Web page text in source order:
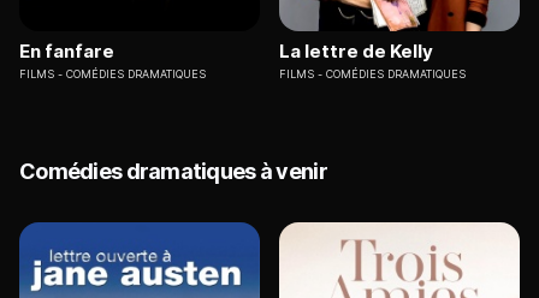
En fanfare
FILMS COMÉDIES DRAMATIQUES
La lettre de Kelly
FILMS COMÉDIES DRAMATIQUES
Comédies dramatiques à venir